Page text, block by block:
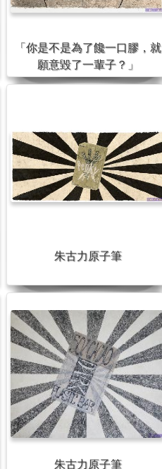
「你是不是為了饞一口膠，就
願意毀了一輩子？」
朱古力原子筆
朱古力原子筆